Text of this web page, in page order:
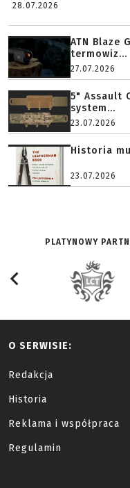
28.07.2026
ATN Blaze
termowiz...
27.07.2026
5" Assault
system...
23.07.2026
Historia
23.07.2026
PLATYNOWY
O SERWISIE:
Redakcja
Historia
Reklama i współpraca
Regulamin